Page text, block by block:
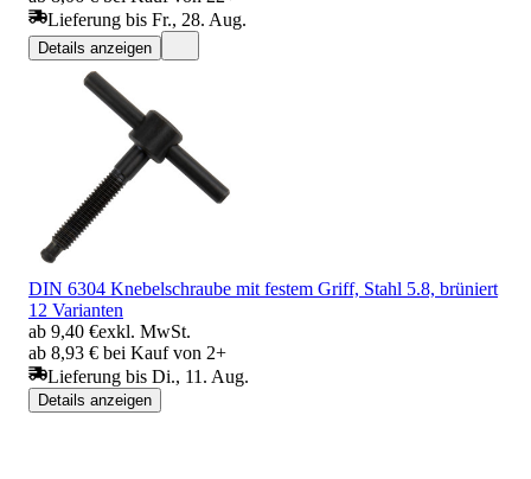
Lieferung bis Fr., 28. Aug.
Details anzeigen
DIN 6304 Knebelschraube mit festem Griff, Stahl 5.8, brüniert
12 Varianten
ab 9,40 €exkl. MwSt.
ab 8,93 € bei Kauf von 2+
Lieferung bis Di., 11. Aug.
Details anzeigen